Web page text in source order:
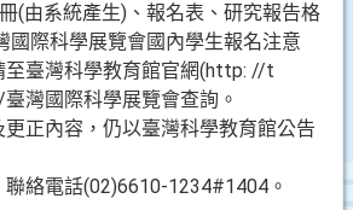
(由系統產生)、報名表、研究報告格
國際科學展覽會國內學生報名注意
至臺灣科學教育館官網(http: //t
灣國際科學展覽會查詢。
正內容，仍以臺灣科學教育館公告
聯絡電話(02)6610-1234#1404。